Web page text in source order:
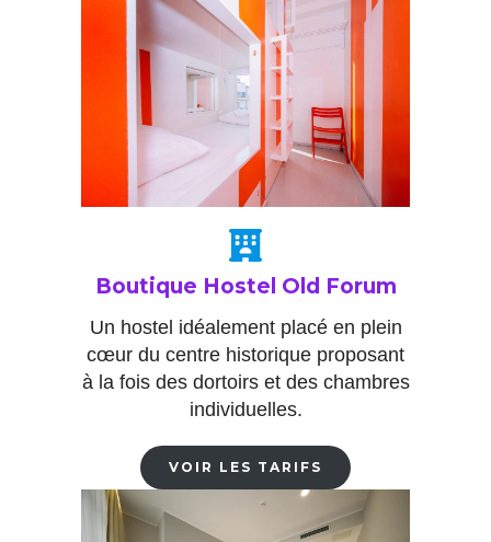
Boutique Hostel Old Forum
Un hostel idéalement placé en plein
cœur du centre historique proposant
à la fois des dortoirs et des chambres
individuelles.
VOIR LES TARIFS